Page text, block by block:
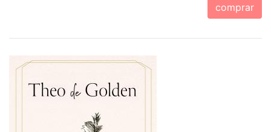
comprar